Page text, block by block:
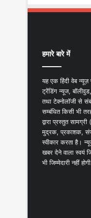
हमारे बारे में
यह एक हिंदी वेब न्यूज़
ट्रेंडिंग न्यूज,
तथा टेक्नोलॉजी से
सम्बंधित किसी भी
द्वारा प्रस्तुत
मुद्रक, प्रकाशक,
स्वीकार करता है।
खबर देने वाला स्वयं
भी जिम्मेदारी नहीं